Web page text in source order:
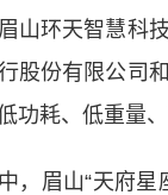
山环天智慧科
股份有限公司
功耗、低重量
眉山“天府星座